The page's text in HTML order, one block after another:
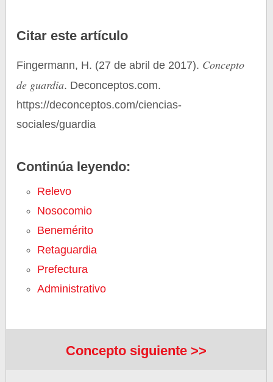
Citar este artículo
Fingermann, H. (27 de abril de 2017). Concepto
de guardia. Deconceptos.com.
https://deconceptos.com/ciencias-
sociales/guardia
Continúa leyendo:
Relevo
Nosocomio
Benemérito
Retaguardia
Prefectura
Administrativo
Concepto siguiente >>